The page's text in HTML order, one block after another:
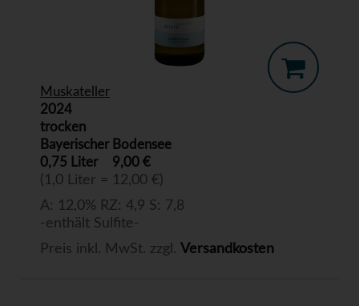
Muskateller
2024
trocken
Bayerischer Bodensee
0,75 Liter
9,00 €
(1,0 Liter = 12,00 €)
A: 12,0% RZ: 4,9 S: 7,8
-enthält Sulfite-
Preis inkl. MwSt. zzgl. Versandkosten